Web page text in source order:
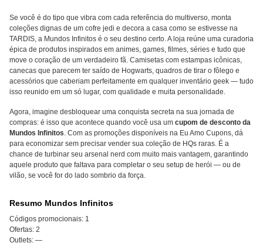
Se você é do tipo que vibra com cada referência do multiverso, monta
coleções dignas de um cofre jedi e decora a casa como se estivesse na
TARDIS, a Mundos Infinitos é o seu destino certo. A loja reúne uma curadoria
épica de produtos inspirados em animes, games, filmes, séries e tudo que
move o coração de um verdadeiro fã. Camisetas com estampas icônicas,
canecas que parecem ter saído de Hogwarts, quadros de tirar o fôlego e
acessórios que caberiam perfeitamente em qualquer inventário geek — tudo
isso reunido em um só lugar, com qualidade e muita personalidade.
Agora, imagine desbloquear uma conquista secreta na sua jornada de
compras: é isso que acontece quando você usa um cupom de desconto da
Mundos Infinitos. Com as promoções disponíveis na Eu Amo Cupons, dá
para economizar sem precisar vender sua coleção de HQs raras. É a
chance de turbinar seu arsenal nerd com muito mais vantagem, garantindo
aquele produto que faltava para completar o seu setup de herói — ou de
vilão, se você for do lado sombrio da força.
Resumo Mundos Infinitos
Códigos promocionais: 1
Ofertas: 2
Outlets: —